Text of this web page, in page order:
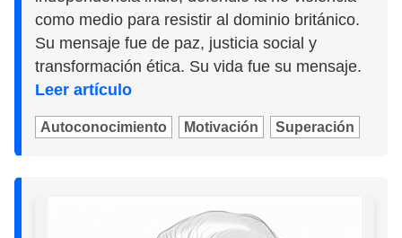
como medio para resistir al dominio británico.
Su mensaje fue de paz, justicia social y
transformación ética. Su vida fue su mensaje.
Leer artículo
Autoconocimiento Motivación Superación